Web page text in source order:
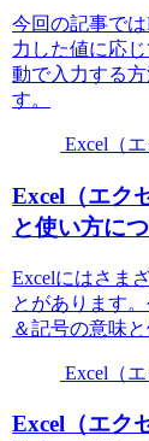
今回の記事で
力した値に応
動で入力する
す。
Excel（エ
Excel（エク
と使い方に
Excelにはさま
とがあります
＆記号の意味
Excel（エ
Excel（エク